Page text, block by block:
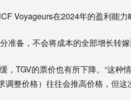
Voyageurs在2024年的盈利能力
准备，不会将成本的全部增长转嫁
，TGV的票价也有所下降。“这种
调整价格）往往会推高价格，但这